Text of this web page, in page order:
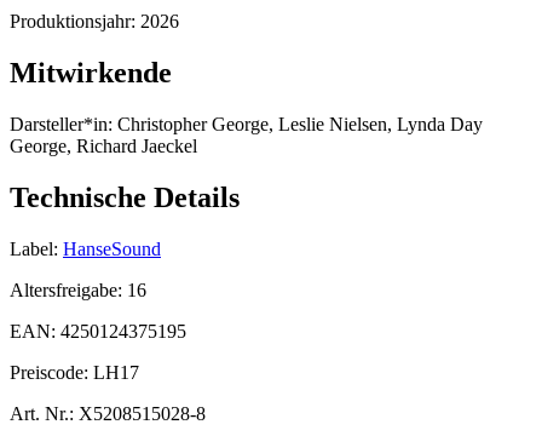
Produktionsjahr: 2026
Mitwirkende
Darsteller*in: Christopher George, Leslie Nielsen, Lynda Day
George, Richard Jaeckel
Technische Details
Label: HanseSound
Altersfreigabe: 16
EAN: 4250124375195
Preiscode: LH17
Art. Nr.: X5208515028-8